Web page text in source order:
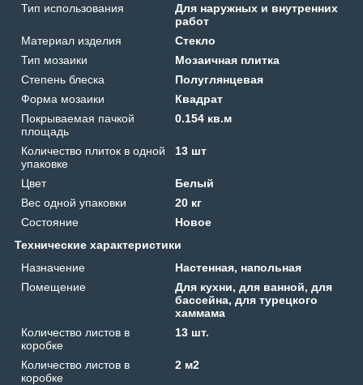
Тип использования
Для наружных и внутренних
работ
Материал изделия
Стекло
Тип мозаики
Мозаичная плитка
Степень блеска
Полуглянцевая
Форма мозаики
Квадрат
Покрываемая пачкой
площадь
0.154 кв.м
Количество плиток в одной
упаковке
13 шт
Цвет
Белый
Вес одной упаковки
20 кг
Состояние
Новое
Технические характеристики
Назначение
Настенная, напольная
Помещение
Для кухни, для ванной, для
бассейна, для турецкого
хаммама
Количество листов в
коробке
13 шт.
Количество листов в
коробке
2 м2